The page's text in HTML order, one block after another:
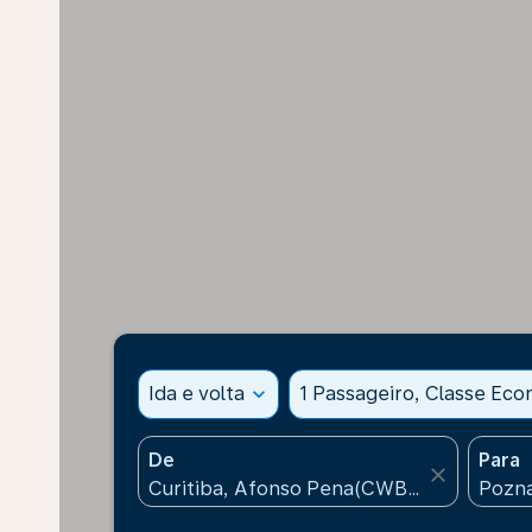
Ida e volta expand_more 1 Passageiro, Classe
De
close
Para